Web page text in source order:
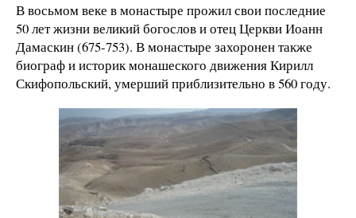
В восьмом веке в монастыре прожил свои последние
50 лет жизни великий богослов и отец Церкви Иоанн
Дамаскин (675-753). В монастыре захоронен также
биограф и историк монашеского движения Кирилл
Скифопольский, умерший приблизительно в 560 году.